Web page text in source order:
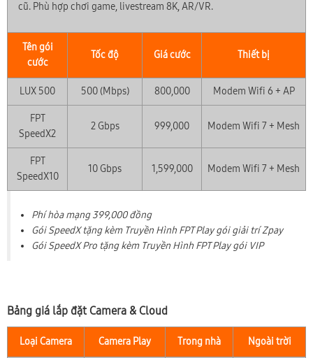
cũ. Phù hợp chơi game, livestream 8K, AR/VR.
Tên gói
cước
Tốc độ Giá cước Thiết bị
LUX 500 500 (Mbps) 800,000 Modem Wifi 6 + AP
FPT
SpeedX2
2 Gbps 999,000 Modem Wifi 7 + Mesh
FPT
SpeedX10
10 Gbps 1,599,000 Modem Wifi 7 + Mesh
Phí hòa mạng 399,000 đồng
Gói SpeedX tặng kèm Truyền Hình FPT Play gói giải trí Zpay
Gói SpeedX Pro tặng kèm Truyền Hình FPT Play gói VIP
Bảng giá lắp đặt Camera & Cloud
Loại Camera Camera Play Trong nhà Ngoài trời